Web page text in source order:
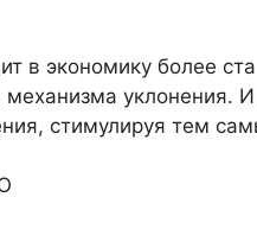
в экономику более
уклонения.
стимулируя тем